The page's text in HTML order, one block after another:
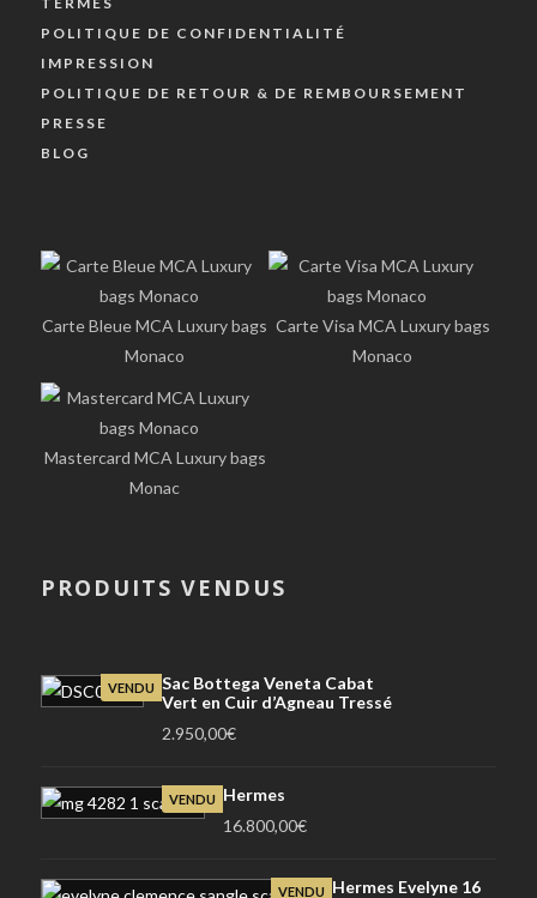
POLITIQUE DE CONFIDENTIALITÉ
IMPRESSION
POLITIQUE DE RETOUR & DE REMBOURSEMENT
PRESSE
BLOG
Carte Bleue MCA Luxury bags
Monaco
Carte Visa MCA Luxury bags
Monaco
Mastercard MCA Luxury bags
Monac
PRODUITS VENDUS
VENDU Sac Bottega Veneta Cabat
Vert en Cuir d’Agneau Tressé
2.950,00€
VENDU
Hermes
16.800,00€
VENDU
Hermes Evelyne 16